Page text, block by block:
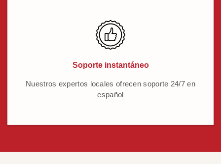
Soporte instantáneo
Nuestros expertos locales ofrecen soporte 24/7 en
español